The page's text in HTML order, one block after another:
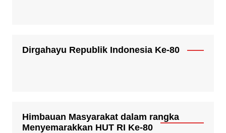
Dirgahayu Republik Indonesia Ke-80
Himbauan Masyarakat dalam rangka
Menyemarakkan HUT RI Ke-80